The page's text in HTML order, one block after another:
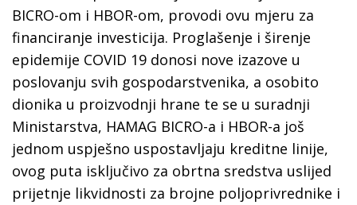
BICRO-om i HBOR-om, provodi ovu mjeru za
financiranje investicija. Proglašenje i širenje
epidemije COVID 19 donosi nove izazove u
poslovanju svih gospodarstvenika, a osobito
dionika u proizvodnji hrane te se u suradnji
Ministarstva, HAMAG BICRO-a i HBOR-a još
jednom uspješno uspostavljaju kreditne linije,
ovog puta isključivo za obrtna sredstva uslijed
prijetnje likvidnosti za brojne poljoprivrednike i